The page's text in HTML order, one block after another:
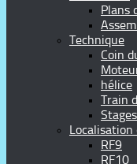
Plans
Technique
Coin
hélice
Train
Localisation
RF9
RF10